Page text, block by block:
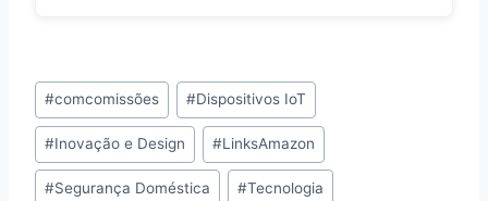
Tags
do
Post:
#comcomissões #Dispositivos IoT
#Inovação e Design #LinksAmazon
#Segurança Doméstica #Tecnologia